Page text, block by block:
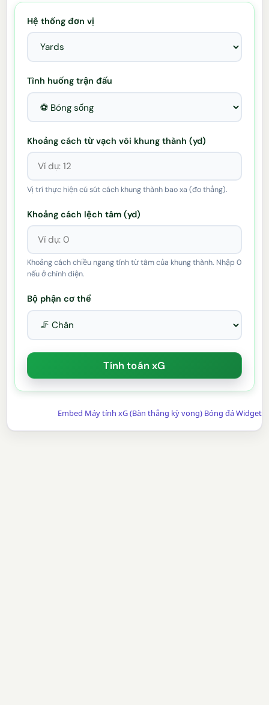
Hệ thống đơn vị
Tình huống trận đấu
Khoảng cách từ vạch vôi khung thành (yd)
Vị trí thực hiện cú sút cách khung thành bao xa (đo thẳng).
Khoảng cách lệch tâm (yd)
Khoảng cách chiều ngang tính từ tâm của khung thành. Nhập 0
nếu ở chính diện.
Bộ phận cơ thể
Embed Máy tính xG (Bàn thắng kỳ vọng) Bóng đá Widget